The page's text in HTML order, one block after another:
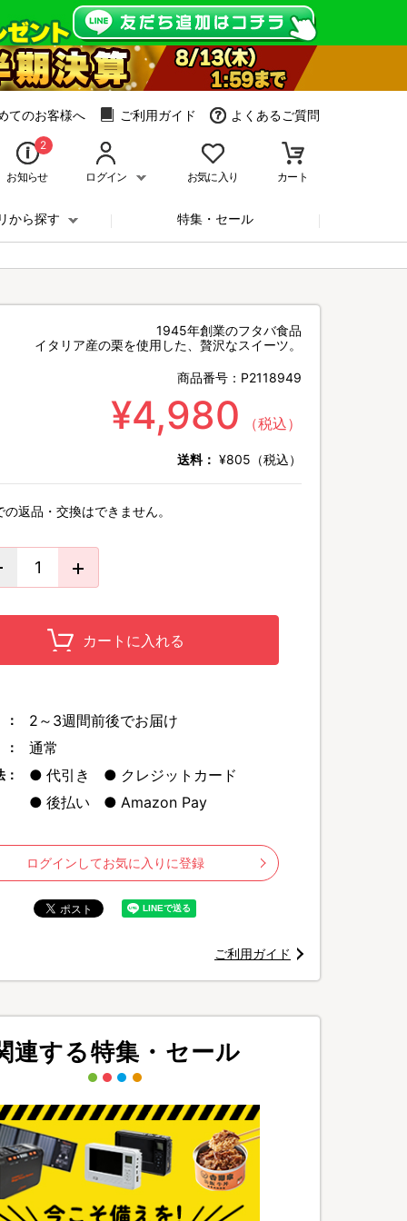
てのお客様へ ご利用ガイド よくあるご質問
2
お知らせ ログイン お気に入り カート
から探す 特集・セール
1945年創業のフタバ食品
イタリア産の栗を使用した、贅沢なスイーツ。
商品番号： P2118949
¥4,980 （税込）
送料： ¥805（税込）
返品・交換はできません。
カートに入れる
2～3週間前後でお届け
通常
代引き
クレジットカード
後払い
Amazon Pay
ログインしてお気に入りに登録
ご利用ガイド
連する特集・セール